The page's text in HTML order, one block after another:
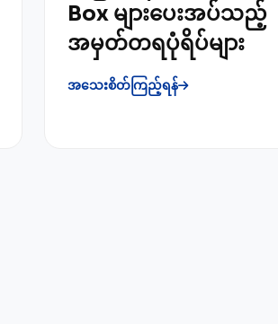
Box များပေးအပ်သည့်
အမှတ်တရပုံရိပ်များ
အသေးစိတ်ကြည့်ရန်